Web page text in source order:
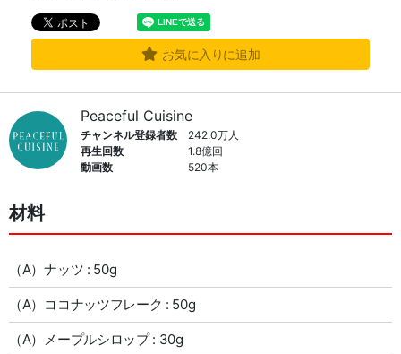
お気に入りに追加
Peaceful Cuisine
チャンネル登録者数
242.0万人
再生回数
1.8億回
動画数
520本
材料
（A）ナッツ : 50g
（A）ココナッツフレーク : 50g
（A）メープルシロップ : 30g